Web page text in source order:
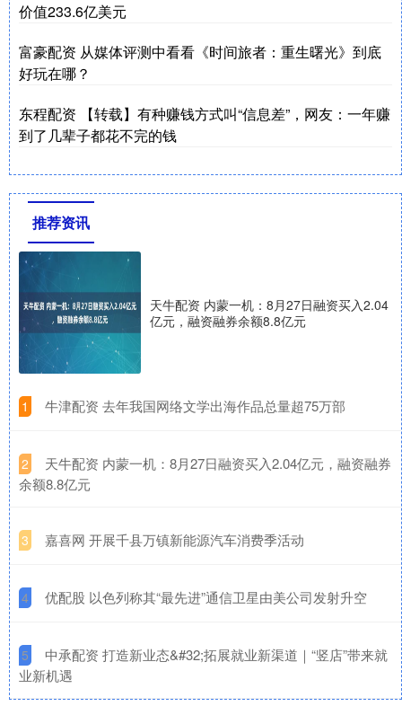
价值233.6亿美元
富豪配资 从媒体评测中看看《时间旅者：重生曙光》到底
好玩在哪？
东程配资 【转载】有种赚钱方式叫“信息差”，网友：一年赚
到了几辈子都花不完的钱
推荐资讯
天牛配资 内蒙一机：8月27日融资买入2.04
亿元，融资融券余额8.8亿元
1 ​牛津配资 去年我国网络文学出海作品总量超75万部
2
​天牛配资 内蒙一机：8月27日融资买入2.04亿元，融资融券
余额8.8亿元
3 ​嘉喜网 开展千县万镇新能源汽车消费季活动
4 ​优配股 以色列称其“最先进”通信卫星由美公司发射升空
5
​中承配资 打造新业态&#32;拓展就业新渠道｜“竖店”带来就
业新机遇